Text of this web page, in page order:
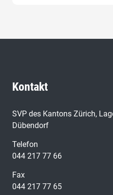
Kontakt
SVP des Kantons Zürich,
Dübendorf
Telefon
044 217 77 66
Fax
044 217 77 65